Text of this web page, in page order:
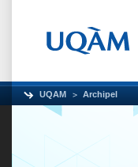
UQAM Archipel